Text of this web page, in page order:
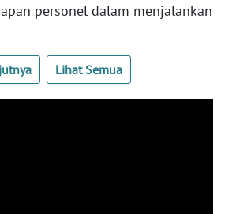
personel dalam menjalankan
Lihat Semua